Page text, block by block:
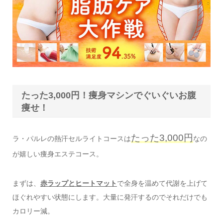
たった3,000円！痩身マシンでぐいぐいお腹
痩せ！
ラ・パルレの熱汗セルライトコースはたった3,000円 なの
が嬉しい痩身エステコース。
まずは、 赤ラップとヒートマット で全身を温めて代謝を上げて
ほぐれやすい状態にします。大量に発汗するのでそれだけでも
カロリー減。